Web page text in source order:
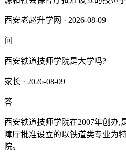
西安老赵升学网 · 2026-08-09
问
西安铁道技师学院是大学吗?
家长 · 2026-08-09
答
西安铁道技师学院在2007年创办,
障厅批准设立的以铁道类专业为
院。